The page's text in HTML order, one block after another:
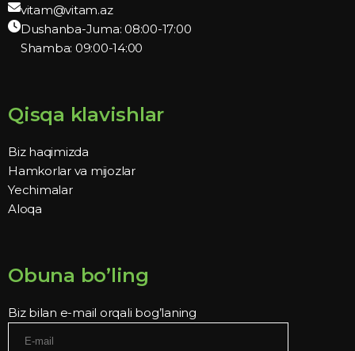
vitam@vitam.az
Dushanba-Juma: 08:00-17:00
Shamba: 09:00-14:00
Qisqa klavishlar
Biz haqimizda
Hamkorlar va mijozlar
Yechimalar
Aloqa
Obuna bo’ling
Biz bilan e-mail orqali bog’laning